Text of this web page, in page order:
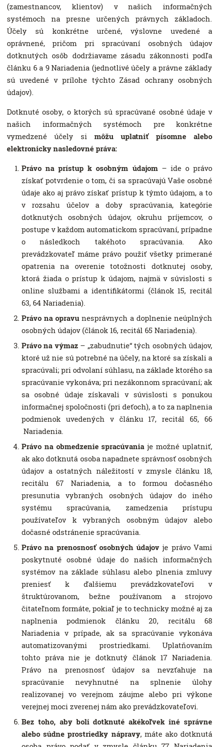
(zamestnancov, klientov) v našich informačných
systémoch na presne určených právnych základoch.
Účely sú konkrétne určené, výslovne uvedené a
oprávnené, pričom pri spracúvaní osobných údajov
dotknutých osôb dodržiavame zásadu zákonnosti podľa
článku 6 a 9 Nariadenia (jednotlivé účely a právne základy
sú uvedené v prílohe týchto Zásad ochrany osobných
údajov).
Dotknuté osoby, o ktorých sú spracúvané osobné údaje v
našich informačných systémoch pre konkrétne
vymedzené účely si môžu uplatniť písomne alebo
elektronicky nasledovné práva:
Právo na prístup k osobným údajom– ide o právo
získať potvrdenie o tom, či sa spracúvajú Vaše osobné
údaje ako aj právo získať prístup k týmto údajom, a to
v rozsahu účelov a doby spracúvania, kategórie
dotknutých osobných údajov, okruhu príjemcov, o
postupe v každom automatickom spracúvaní, prípadne
o následkoch takéhoto spracúvania. Ako
prevádzkovateľ máme právo použiť všetky primerané
opatrenia na overenie totožnosti dotknutej osoby,
ktorá žiada o prístup k údajom, najmä v súvislosti s
online službami a identifikátormi (článok 15, recitál
63, 64 Nariadenia).
Právo na opravu nesprávnych a doplnenie neúplných
osobných údajov (článok 16, recitál 65 Nariadenia).
Právo na výmaz– „zabudnutie“ tých osobných údajov,
ktoré už nie sú potrebné na účely, na ktoré sa získali a
spracúvali; pri odvolaní súhlasu, na základe ktorého sa
spracúvanie vykonáva; pri nezákonnom spracúvaní; ak
sa osobné údaje získavali v súvislosti s ponukou
informačnej spoločnosti (pri deťoch), a to za naplnenia
podmienok uvedených v článku 17, recitál 65, 66
Nariadenia.
Právo na obmedzenie spracúvania je možné uplatniť,
ak ako dotknutá osoba napadnete správnosť osobných
údajov a ostatných náležitostí v zmysle článku 18,
recitálu 67 Nariadenia, a to formou dočasného
presunutia vybraných osobných údajov do iného
systému spracúvania, zamedzenia prístupu
používateľov k vybraných osobným údajov alebo
dočasné odstránenie spracúvania.
Právo na prenosnosť osobných údajov je právo Vami
poskytnuté osobné údaje do našich informačných
systémov na základe súhlasu alebo plnenia zmluvy
preniesť k ďalšiemu prevádzkovateľovi v
štruktúrovanom, bežne používanom a strojovo
čitateľnom formáte, pokiaľ je to technicky možné aj za
naplnenia podmienok článku 20, recitálu 68
Nariadenia v prípade, ak sa spracúvanie vykonáva
automatizovanými prostriedkami. Uplatňovaním
tohto práva nie je dotknutý článok 17 Nariadenia.
Právo na prenosnosť údajov sa nevzťahuje na
spracúvanie nevyhnutné na splnenie úlohy
realizovanej vo verejnom záujme alebo pri výkone
verejnej moci zverenej nám ako prevádzkovateľovi.
Bez toho, aby boli dotknuté akékoľvek iné správne
alebo súdne prostriedky nápravy, máte ako dotknutá